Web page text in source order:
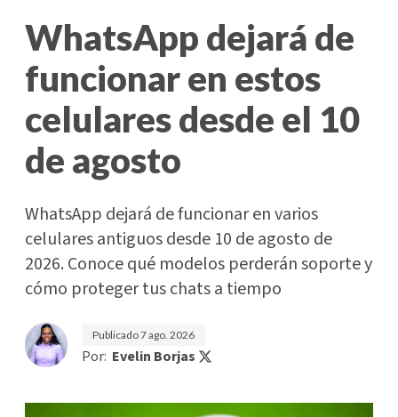
WhatsApp dejará de
funcionar en estos
celulares desde el 10
de agosto
WhatsApp dejará de funcionar en varios
celulares antiguos desde 10 de agosto de
2026. Conoce qué modelos perderán soporte y
cómo proteger tus chats a tiempo
Publicado7 ago. 2026
Por: Evelin Borjas